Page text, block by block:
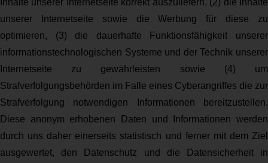
unserer Internetseite sowie die Werbung für diese zu
optimieren, (3) die dauerhafte Funktionsfähigkeit unserer
informationstechnologischen Systeme und der Technik unserer
Internetseite zu gewährleisten sowie (4) um
Strafverfolgungsbehörden im Falle eines Cyberangriffes die zur
Strafverfolgung notwendigen Informationen bereitzustellen.
Diese anonym erhobenen Daten und Informationen werden
durch uns daher einerseits statistisch und ferner mit dem Ziel
ausgewertet, den Datenschutz und die Datensicherheit in